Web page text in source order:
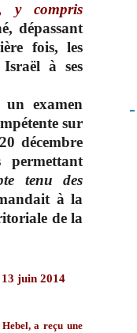
y compris
dépassant
fois, les
à ses
examen
sur
20 décembre
permettant
tenu des
à la
de la
juin 2014
a reçu une